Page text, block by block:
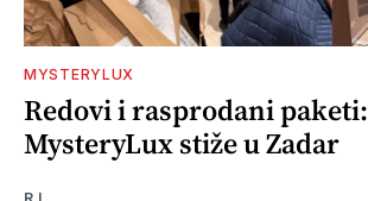
MYSTERYLUX
Redovi i rasprodani paketi:
MysteryLux stiže u Zadar